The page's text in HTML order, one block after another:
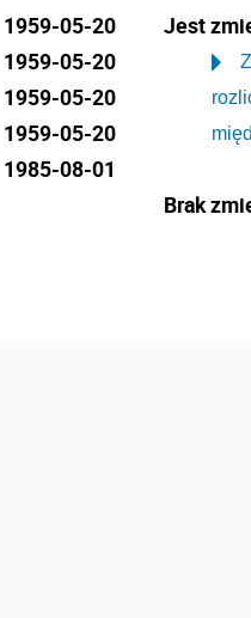
1959-05-20
1959-05-20
1959-05-20
1959-05-20
1985-08-01
Jest
Brak